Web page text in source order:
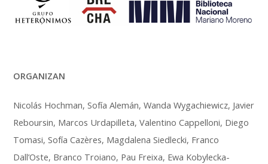
ORGANIZAN
Nicolás Hochman, Sofía Alemán, Wanda Wygachiewicz, Javier
Reboursin, Marcos Urdapilleta, Valentino Cappelloni, Diego
Tomasi, Sofía Cazères, Magdalena Siedlecki, Franco
Dall’Oste, Branco Troiano, Pau Freixa, Ewa Kobylecka-